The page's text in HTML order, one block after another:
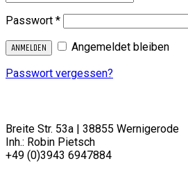
Passwort *Erforderlich
ANMELDEN
Angemeldet bleiben
Passwort vergessen?
Breite Str. 53a | 38855 Wernigerode
Inh.: Robin Pietsch
+49 (0)3943 6947884